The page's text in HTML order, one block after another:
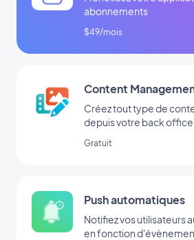
abonnements
$49/mois
Content
Créez tout type de
depuis votre back office
Gratuit
Push automatiques
Notifiez vos utilisateurs
en fonction